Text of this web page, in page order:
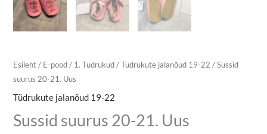
Esileht/ E-pood/ 1. Tüdrukud/Tüdrukute jalanõud 19-22 / Sussid
suurus 20-21. Uus
Tüdrukute jalanõud 19-22
Sussid suurus 20-21. Uus